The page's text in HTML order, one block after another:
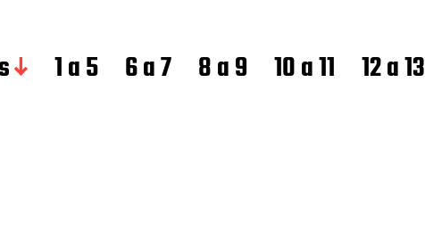
1 a 5 6 a 7 8 a 9 10 a 11 12 a 13